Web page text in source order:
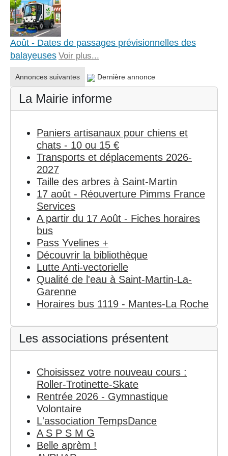
Août - Dates de passages prévisionnelles des
balayeuses Voir plus...
Annonces suivantes Dernière annonce
La Mairie informe
Paniers artisanaux pour chiens et
chats - 10 ou 15 €
Transports et déplacements 2026-
2027
Taille des arbres à Saint-Martin
17 août - Réouverture Pimms France
Services
A partir du 17 Août - Fiches horaires
bus
Pass Yvelines +
Découvrir la bibliothèque
Lutte Anti-vectorielle
Qualité de l'eau à Saint-Martin-La-
Garenne
Horaires bus 1119 - Mantes-La Roche
Les associations présentent
Choisissez votre nouveau cours :
Roller-Trotinette-Skate
Rentrée 2026 - Gymnastique
Volontaire
L'association TempsDance
A S P S M G
Belle aprèm !